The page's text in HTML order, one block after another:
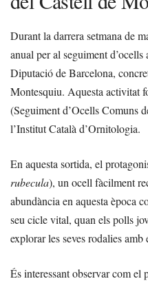
Durant la darrera setmana de
anual per al seguiment
Diputació de Barcelona,
Montesquiu. Aquesta activitat
(Seguiment d’Ocells Comuns
l’Institut Català d’Ornitologia.
En aquesta sortida, el
rubecula), un ocell fàcilment
abundància en aquesta època
seu cicle vital, quan els polls
explorar les seves rodalies amb
És interessant observar com el